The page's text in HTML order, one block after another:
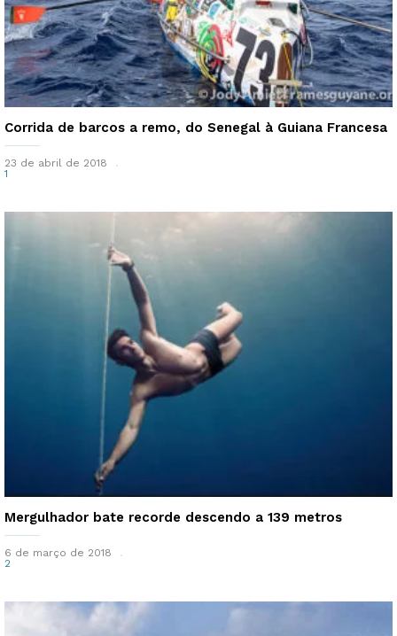
Corrida de barcos a remo, do Senegal à Guiana Francesa
23 de abril de 2018
1
Mergulhador bate recorde descendo a 139 metros
6 de março de 2018
2